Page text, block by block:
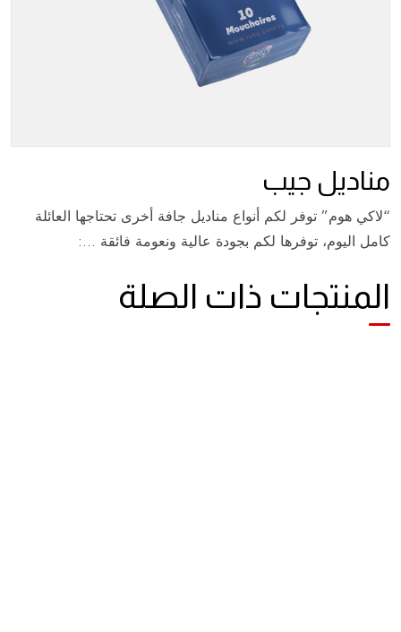
مناديل جيب
“لاكي هوم” توفر لكم أنواع مناديل جافة أخرى تحتاجها العائلة
كامل اليوم، توفرها لكم بجودة عالية ونعومة فائقة …:
المنتجات ذات الصلة